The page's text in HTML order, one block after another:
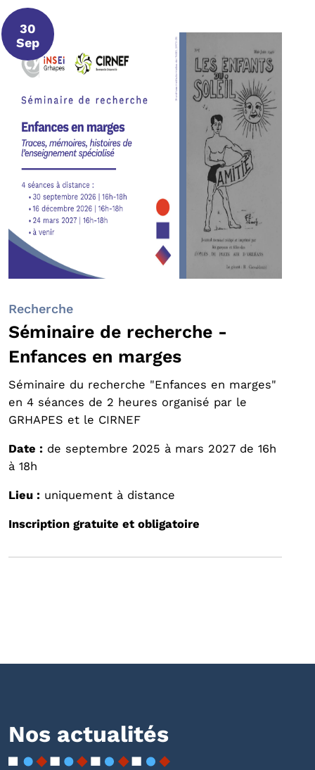
30 septembre 2026
30
Sep
Recherche
Séminaire de recherche -
Enfances en marges
Séminaire du recherche "Enfances en marges"
en 4 séances de 2 heures organisé par le
GRHAPES et le CIRNEF
Date : de septembre 2025 à mars 2027 de 16h
à 18h
Lieu : uniquement à distance
Inscription gratuite et obligatoire
Nos actualités